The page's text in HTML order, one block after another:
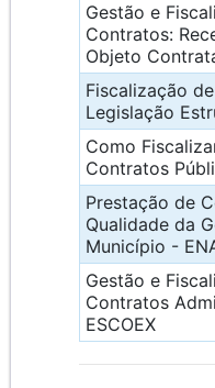
Gestão e
Contratos:
Objeto
Fiscalização
Legislação
Como
Contratos
Prestação de
Qualidade da
Município -
Gestão e
Contratos
ESCOEX